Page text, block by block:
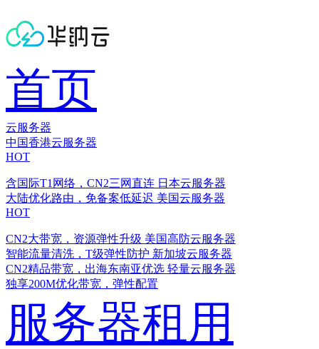
首页
云服务器
中国香港云服务器
HOT
含国际T1网络，CN2三网直连 日本云服务器
大陆优化路由，免备案低延迟 美国云服务器
HOT
CN2大带宽，资源弹性升级 美国高防云服务器
智能流量清洗，T级弹性防护 新加坡云服务器
CN2精品带宽，出海东南亚优选 轻量云服务器
独享200M优化带宽，弹性配置
服务器租用